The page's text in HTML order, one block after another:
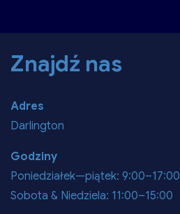
Znajdź nas
Adres
Darlington
Godziny
Poniedziałek—piątek: 9:00–17:00
Sobota & Niedziela: 11:00–15:00